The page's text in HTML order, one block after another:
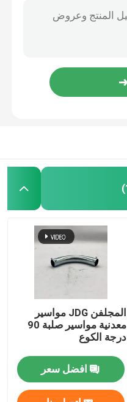
المجلفن JDG مواسير
معدنية مواسير صلبة 90
درجة الكوع
افضل سعر